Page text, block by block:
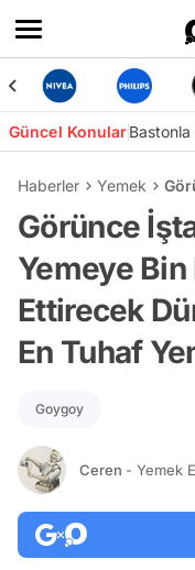
Güncel Konular
Haberler Yemek
Görünce
Yemeye
Ettirecek
En Tuhaf
Goygoy
Ceren - Yemek